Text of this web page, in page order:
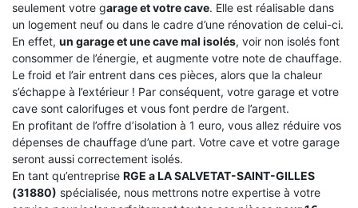
seulement votre garage et votre cave. Elle est réalisable dans
un logement neuf ou dans le cadre d’une rénovation de celui-ci.
En effet, un garage et une cave mal isolés, voir non isolés font
consommer de l’énergie, et augmente votre note de chauffage.
Le froid et l’air entrent dans ces pièces, alors que la chaleur
s’échappe à l’extérieur ! Par conséquent, votre garage et votre
cave sont calorifuges et vous font perdre de l’argent.
En profitant de l’offre d’isolation à 1 euro, vous allez réduire vos
dépenses de chauffage d’une part. Votre cave et votre garage
seront aussi correctement isolés.
En tant qu’entreprise RGE a LA SALVETAT-SAINT-GILLES
(31880) spécialisée, nous mettrons notre expertise à votre